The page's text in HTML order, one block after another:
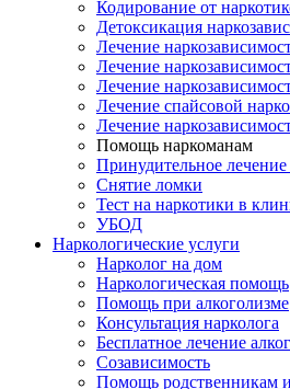
Кодирование от
Детоксикация
Лечение
Лечение
Лечение
Лечение спайсовой
Лечение
Помощь наркоманам
Принудительное
Снятие ломки
Тест на наркотики в
УБОД
Наркологические услуги
Нарколог на дом
Наркологическая помощь
Помощь при алкоголизме
Консультация нарколога
Бесплатное лечение
Созависимость
Помощь родственникам